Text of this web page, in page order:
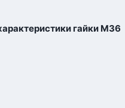
гайки М36